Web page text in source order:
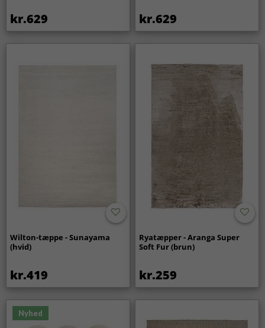
kr.629 kr.629
Wilton-tæppe - Sunayama
(hvid)
kr.419
Ryatæpper - Aranga Super
Soft Fur (brun)
kr.259
Nyhed